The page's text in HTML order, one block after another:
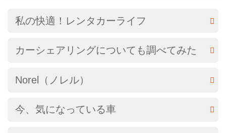
私の快適！レンタカーライフ
カーシェアリングについても調べてみた
Norel（ノレル）
今、気になっている車